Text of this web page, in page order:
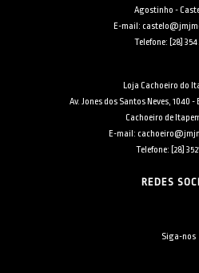
Agostinho -
E-mail:
Telefone: [28]
Loja Cachoeiro do
Av. Jones dos Santos Neves, 1040
Cachoeiro de
E-mail:
Telefone: [28]
REDES
Siga-nos